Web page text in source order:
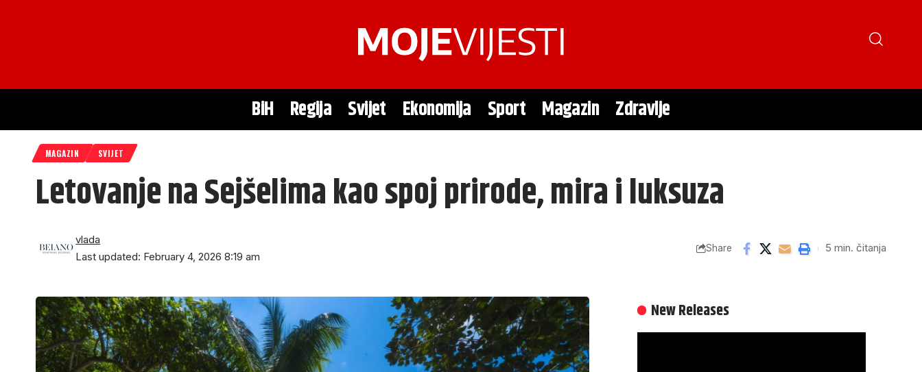
BiH Regija Svijet Ekonomija Sport Magazin Zdravlje
MAGAZIN SVIJET
Letovanje na Sejšelima kao spoj prirode, mira i luksuza
Last updated: February 4, 2026 8:19 am
vlada
Share 5 min. čitanja
New Releases